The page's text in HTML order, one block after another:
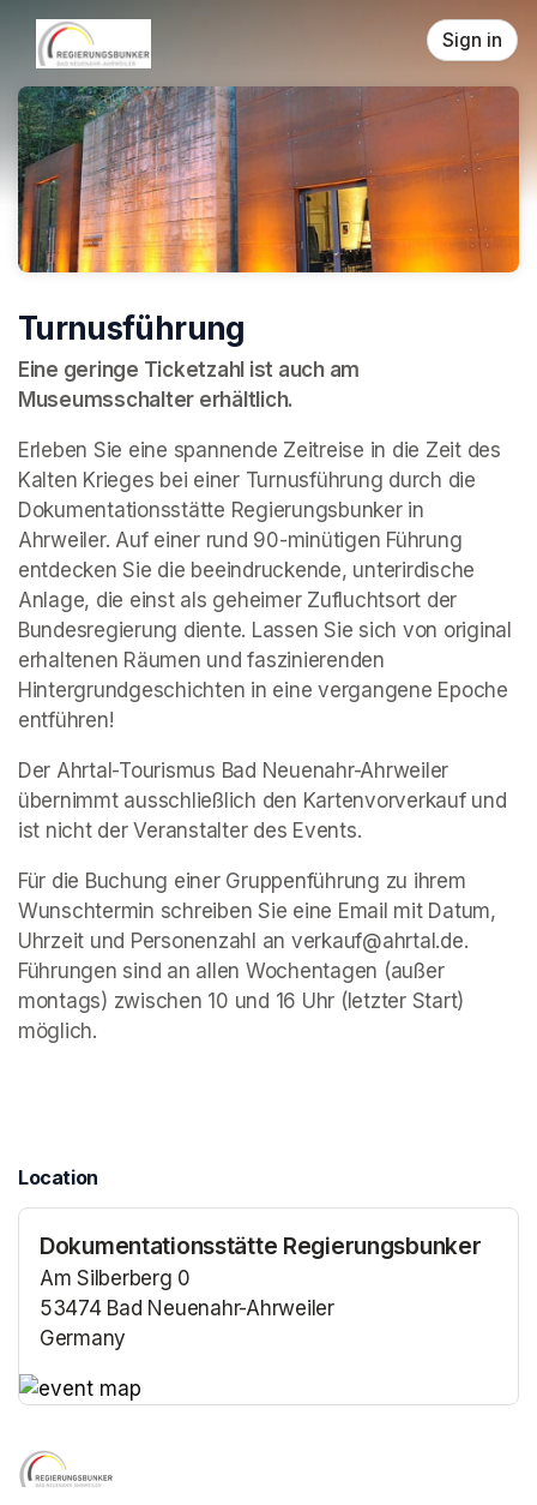
Skip header
Sign in
Turnusführung
Eine geringe Ticketzahl ist auch am
Museumsschalter erhältlich.
Erleben Sie eine spannende Zeitreise in die Zeit des
Kalten Krieges bei einer Turnusführung durch die
Dokumentationsstätte Regierungsbunker in
Ahrweiler. Auf einer rund 90-minütigen Führung
entdecken Sie die beeindruckende, unterirdische
Anlage, die einst als geheimer Zufluchtsort der
Bundesregierung diente. Lassen Sie sich von original
erhaltenen Räumen und faszinierenden
Hintergrundgeschichten in eine vergangene Epoche
entführen!
Der Ahrtal-Tourismus Bad Neuenahr-Ahrweiler
übernimmt ausschließlich den Kartenvorverkauf und
ist nicht der Veranstalter des Events.
Für die Buchung einer Gruppenführung zu ihrem
Wunschtermin schreiben Sie eine Email mit Datum,
Uhrzeit und Personenzahl an verkauf@ahrtal.de.
Führungen sind an allen Wochentagen (außer
montags) zwischen 10 und 16 Uhr (letzter Start)
möglich.
Location
Dokumentationsstätte Regierungsbunker
Am Silberberg 0
53474 Bad Neuenahr-Ahrweiler
Germany